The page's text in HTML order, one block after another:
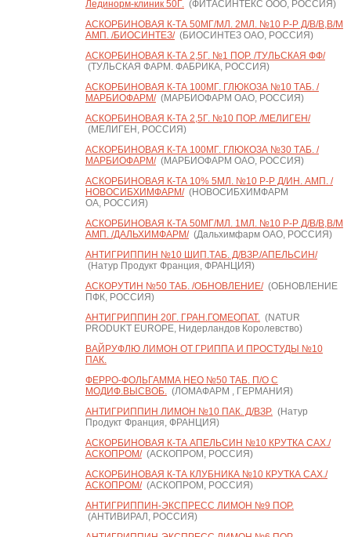
Лединорм-клиник 50Г.(ФИТАСИНТЕКС ООО, РОССИЯ)
АСКОРБИНОВАЯ К-ТА 50МГ/МЛ. 2МЛ. №10 Р-Р Д/В/В,В/М
АМП. /БИОСИНТЕЗ/(БИОСИНТЕЗ ОАО, РОССИЯ)
АСКОРБИНОВАЯ К-ТА 2,5Г. №1 ПОР. /ТУЛЬСКАЯ ФФ/
(ТУЛЬСКАЯ ФАРМ. ФАБРИКА, РОССИЯ)
АСКОРБИНОВАЯ К-ТА 100МГ. ГЛЮКОЗА №10 ТАБ. /
МАРБИОФАРМ/(МАРБИОФАРМ ОАО, РОССИЯ)
АСКОРБИНОВАЯ К-ТА 2,5Г. №10 ПОР. /МЕЛИГЕН/
(МЕЛИГЕН, РОССИЯ)
АСКОРБИНОВАЯ К-ТА 100МГ. ГЛЮКОЗА №30 ТАБ. /
МАРБИОФАРМ/(МАРБИОФАРМ ОАО, РОССИЯ)
АСКОРБИНОВАЯ К-ТА 10% 5МЛ. №10 Р-Р Д/ИН. АМП. /
НОВОСИБХИМФАРМ/(НОВОСИБХИМФАРМ
ОА, РОССИЯ)
АСКОРБИНОВАЯ К-ТА 50МГ/МЛ. 1МЛ. №10 Р-Р Д/В/В,В/М
АМП. /ДАЛЬХИМФАРМ/(Дальхимфарм ОАО, РОССИЯ)
АНТИГРИППИН №10 ШИП.ТАБ. Д/ВЗР./АПЕЛЬСИН/
(Натур Продукт Франция, ФРАНЦИЯ)
АСКОРУТИН №50 ТАБ. /ОБНОВЛЕНИЕ/(ОБНОВЛЕНИЕ
ПФК, РОССИЯ)
АНТИГРИППИН 20Г. ГРАН.ГОМЕОПАТ.(NATUR
PRODUKT EUROPE, Нидерландов Королевство)
ВАЙРУФЛЮ ЛИМОН ОТ ГРИППА И ПРОСТУДЫ №10
ПАК.
ФЕРРО-ФОЛЬГАММА НЕО №50 ТАБ. П/О С
МОДИФ.ВЫСВОБ.(ЛОМАФАРМ , ГЕРМАНИЯ)
АНТИГРИППИН ЛИМОН №10 ПАК. Д/ВЗР.(Натур
Продукт Франция, ФРАНЦИЯ)
АСКОРБИНОВАЯ К-ТА АПЕЛЬСИН №10 КРУТКА САХ./
АСКОПРОМ/(АСКОПРОМ, РОССИЯ)
АСКОРБИНОВАЯ К-ТА КЛУБНИКА №10 КРУТКА САХ./
АСКОПРОМ/(АСКОПРОМ, РОССИЯ)
АНТИГРИППИН-ЭКСПРЕСС ЛИМОН №9 ПОР.
(АНТИВИРАЛ, РОССИЯ)